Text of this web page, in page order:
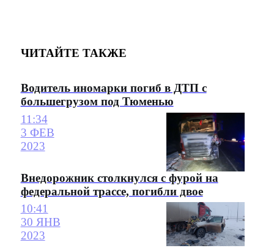
ЧИТАЙТЕ ТАКЖЕ
Водитель иномарки погиб в ДТП с
большегрузом под Тюменью
11:34
3 ФЕВ
2023
Внедорожник столкнулся с фурой на
федеральной трассе, погибли двое
10:41
30 ЯНВ
2023